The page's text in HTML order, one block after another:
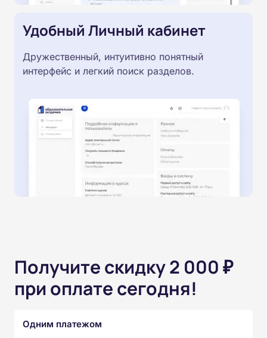
Удобный Личный кабинет
Дружественный, интуитивно понятный
интерфейс и легкий поиск разделов.
Получите скидку 2 000 ₽
при оплате сегодня!
Одним платежом